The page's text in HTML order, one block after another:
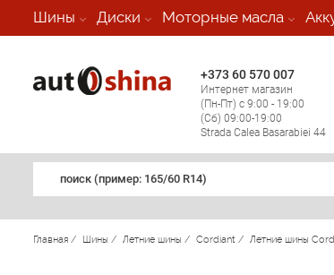
Шины Диски Моторные масла
+373 60 570 007
Интернет магазин
(Пн-Пт) с 9:00 - 19:00
(Сб) 09:00-19:00
Strada Calea Basarabiei 44
поиск (примеp: 165/60 R14)
Главная / Шины / Летние шины / Cordiant / Летние шины